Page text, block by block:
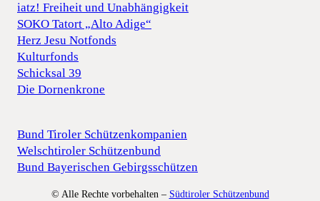
iatz! Freiheit und Unabhängigkeit
SOKO Tatort „Alto Adige“
Herz Jesu Notfonds
Kulturfonds
Schicksal 39
Die Dornenkrone
Bund Tiroler Schützenkompanien
Welschtiroler Schützenbund
Bund Bayerischen Gebirgsschützen
© Alle Rechte vorbehalten – Südtiroler Schützenbund